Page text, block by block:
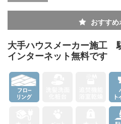
おすすめ
大手ハウスメーカー施工
インターネット無料です